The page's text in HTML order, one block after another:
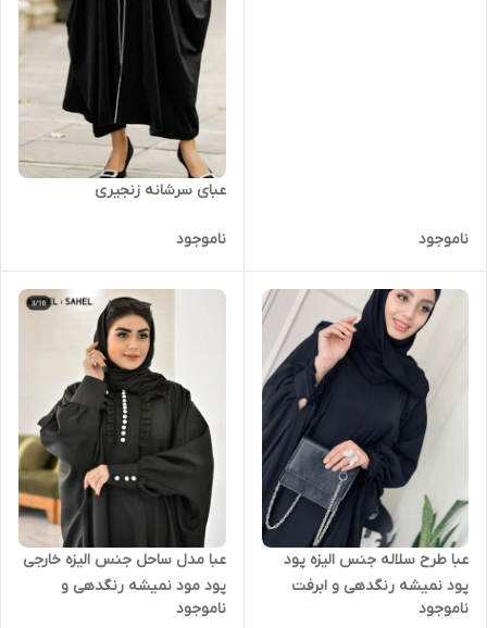
ناموجود
عبای سرشانه زنجیری
ناموجود
عبا طرح سلاله جنس الیزه پود
پود نمیشه رنگدهی و ابرفت
نداره
ناموجود
عبا مدل ساحل جنس الیزه خارجی
پود مود نمیشه رنگدهی و
بدنمایی نداره
ناموجود